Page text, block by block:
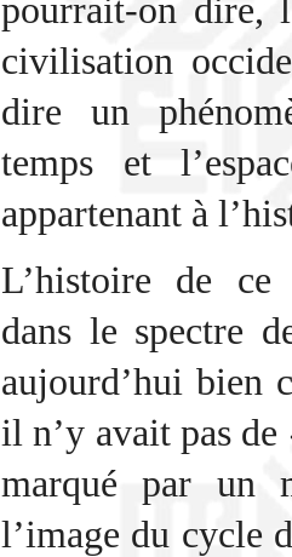
pourrait-on dire,
civilisation
dire un
temps et
appartenant à
L’histoire de ce
dans le spectre
aujourd’hui bien
il n’y avait pas de
marqué par un
l’image du cycle